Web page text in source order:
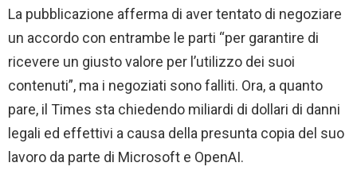
La pubblicazione afferma di aver tentato di negoziare
un accordo con entrambe le parti “per garantire di
ricevere un giusto valore per l’utilizzo dei suoi
contenuti”, ma i negoziati sono falliti. Ora, a quanto
pare, il Times sta chiedendo miliardi di dollari di danni
legali ed effettivi a causa della presunta copia del suo
lavoro da parte di Microsoft e OpenAI.